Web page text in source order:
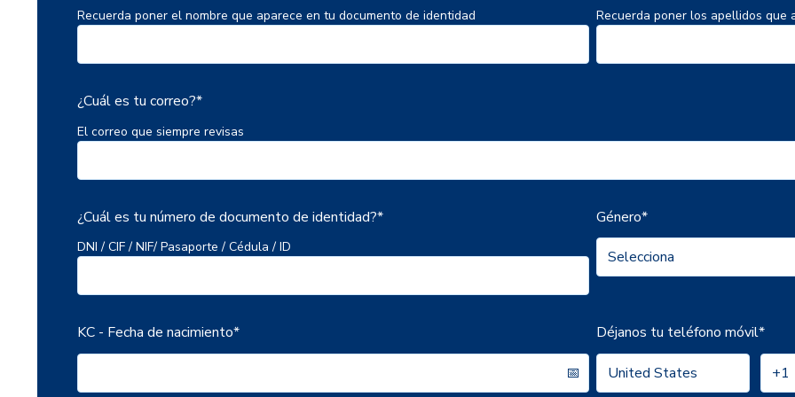
Recuerda poner el nombre que aparece en tu documento de identidad Recuerda poner los apellidos que
¿Cuál es tu correo?*
El correo que siempre revisas
¿Cuál es tu número de documento de identidad?*
DNI / CIF / NIF/ Pasaporte / Cédula / ID
Género*
KC - Fecha de nacimiento* Déjanos tu teléfono móvil*